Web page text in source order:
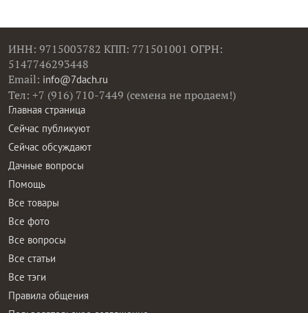
ИНН: 9715003782 КПП: 771501001 ОГРН:
5147746293448
Email: info@7dach.ru
Тел: +7 (916) 710-7449 (семена не продаем!)
Главная страница
Сейчас публикуют
Сейчас обсуждают
Дачные вопросы
Помощь
Все товары
Все фото
Все вопросы
Все статьи
Все тэги
Правила общения